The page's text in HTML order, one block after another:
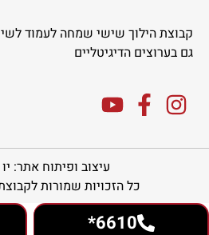
6610*
קבוצת הילוך שישי שמחה לעמוד
גם בערוצים הדיגיטליים
עיצוב ופיתוח אתר:
כל הזכויות שמורות